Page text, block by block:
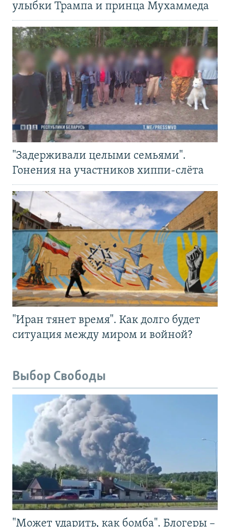
улыбки Трампа и принца Мухаммеда
"Задерживали целыми семьями".
Гонения на участников хиппи-слёта
"Иран тянет время". Как долго будет
ситуация между миром и войной?
Выбор Свободы
"Может ударить, как бомба". Блогеры –